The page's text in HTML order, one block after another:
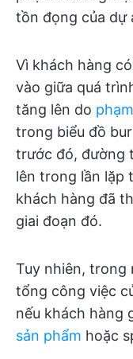
tồn đọng của dự
Vì khách hàng
vào giữa quá
tăng lên do
trong biểu đồ
trước đó, đường
lên trong lần lặp
khách hàng đã
giai đoạn đó.
Tuy nhiên, trong
tổng công việc
nếu khách hàng
sản phẩm hoặc